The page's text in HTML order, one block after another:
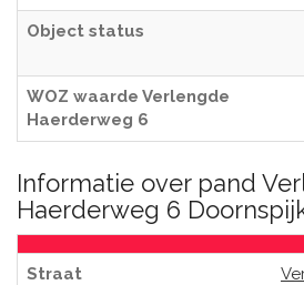
Object status
WOZ waarde Verlengde
Haerderweg 6
Informatie over pand
Haerderweg 6
Straat